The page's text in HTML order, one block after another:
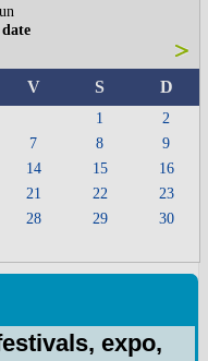
V S D
1
2
7 8
9
14 15
16
21 22
23
28 29
30
expo,